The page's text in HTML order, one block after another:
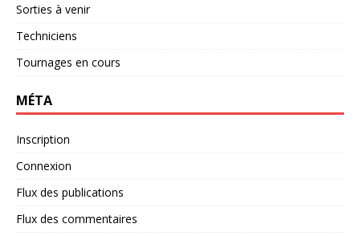
Sorties à venir
Techniciens
Tournages en cours
MÉTA
Inscription
Connexion
Flux des publications
Flux des commentaires